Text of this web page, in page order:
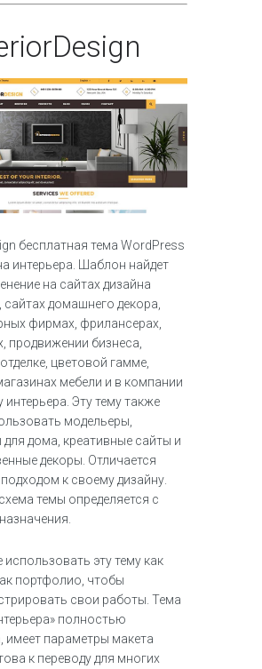
бесплатная тема WordPress
интерьера. Шаблон найдет
на сайтах дизайна
сайтах домашнего декора,
фирмах, фрилансерах,
продвижении бизнеса,
цветовой гамме,
мебели и в компании
интерьера. Эту тему также
модельеры,
для дома, креативные сайты и
декоры. Отличается
к своему дизайну.
темы определяется с
эту тему как
портфолио, чтобы
свои работы. Тема
полностью
имеет параметры макета
к переводу для многих